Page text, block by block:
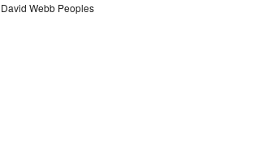
David Webb Peoples